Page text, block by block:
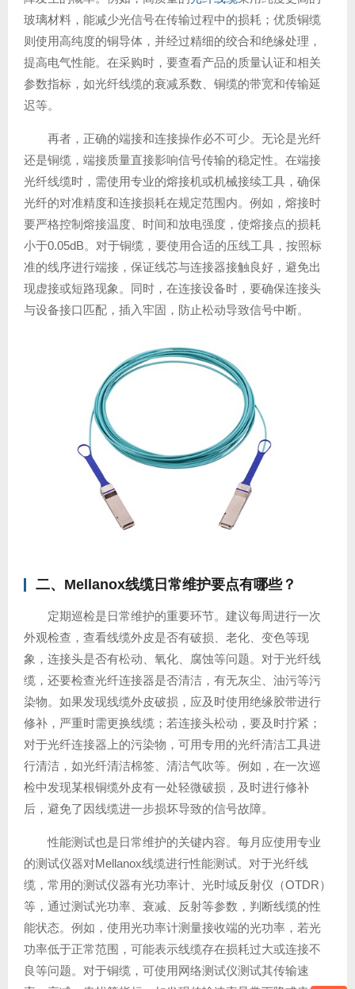
玻璃材料，能减少光信号在传输过程中的损耗；优质铜缆
则使用高纯度的铜导体，并经过精细的绞合和绝缘处理，
提高电气性能。在采购时，要查看产品的质量认证和相关
参数指标，如光纤线缆的衰减系数、铜缆的带宽和传输延
迟等。
再者，正确的端接和连接操作必不可少。无论是光纤
还是铜缆，端接质量直接影响信号传输的稳定性。在端接
光纤线缆时，需使用专业的熔接机或机械接续工具，确保
光纤的对准精度和连接损耗在规定范围内。例如，熔接时
要严格控制熔接温度、时间和放电强度，使熔接点的损耗
小于0.05dB。对于铜缆，要使用合适的压线工具，按照标
准的线序进行端接，保证线芯与连接器接触良好，避免出
现虚接或短路现象。同时，在连接设备时，要确保连接头
与设备接口匹配，插入牢固，防止松动导致信号中断。
二、Mellanox线缆日常维护要点有哪些？
定期巡检是日常维护的重要环节。建议每周进行一次
外观检查，查看线缆外皮是否有破损、老化、变色等现
象，连接头是否有松动、氧化、腐蚀等问题。对于光纤线
缆，还要检查光纤连接器是否清洁，有无灰尘、油污等污
染物。如果发现线缆外皮破损，应及时使用绝缘胶带进行
修补，严重时需更换线缆；若连接头松动，要及时拧紧；
对于光纤连接器上的污染物，可用专用的光纤清洁工具进
行清洁，如光纤清洁棉签、清洁气吹等。例如，在一次巡
检中发现某根铜缆外皮有一处轻微破损，及时进行修补
后，避免了因线缆进一步损坏导致的信号故障。
性能测试也是日常维护的关键内容。每月应使用专业
的测试仪器对Mellanox线缆进行性能测试。对于光纤线
缆，常用的测试仪器有光功率计、光时域反射仪（OTDR）
等，通过测试光功率、衰减、反射等参数，判断线缆的性
能状态。例如，使用光功率计测量接收端的光功率，若光
功率低于正常范围，可能表示线缆存在损耗过大或连接不
良等问题。对于铜缆，可使用网络测试仪测试其传输速